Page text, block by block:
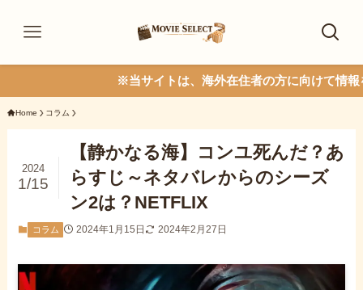
※当サイトは、海外在住者の方に向けて情報を発信し
Home コラム
【静かなる海】コンユ死んだ？あ
らすじ～ネタバレからのシーズ
ン2は？NETFLIX
2024
1/15
コラム 2024年1月15日 2024年2月27日